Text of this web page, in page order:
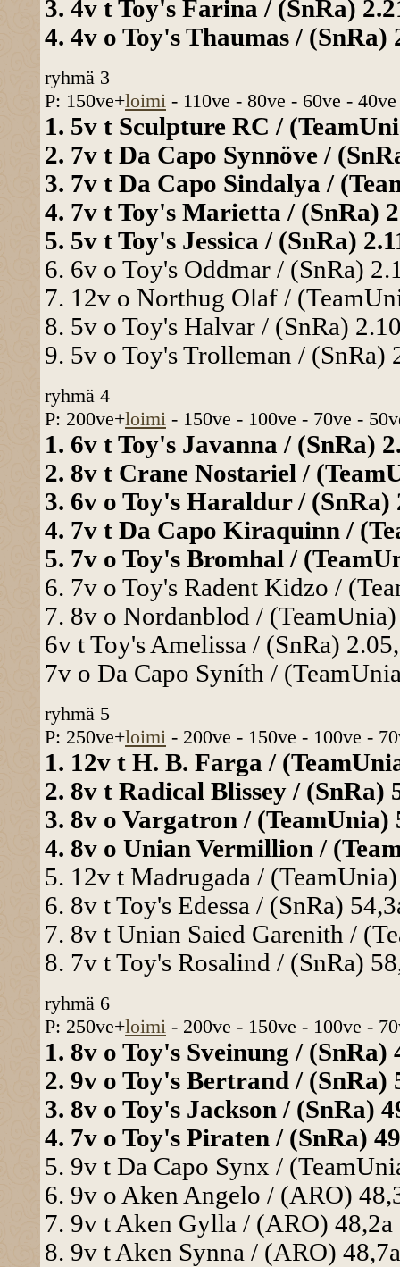
3. 4v t Toy's Farina / (SnRa)
4. 4v o Toy's Thaumas / (SnRa)
ryhmä 3
P: 150ve+loimi - 110ve - 80ve - 60ve -
1. 5v t Sculpture RC /
2. 7v t Da Capo Synnöve /
3. 7v t Da Capo Sindalya /
4. 7v t Toy's Marietta / (SnRa)
5. 5v t Toy's Jessica / (SnRa)
6. 6v o Toy's Oddmar / (SnRa)
7. 12v o Northug Olaf /
8. 5v o Toy's Halvar / (SnRa)
9. 5v o Toy's Trolleman / (SnRa)
ryhmä 4
P: 200ve+loimi - 150ve - 100ve - 70ve -
1. 6v t Toy's Javanna / (SnRa)
2. 8v t Crane Nostariel /
3. 6v o Toy's Haraldur / (SnRa)
4. 7v t Da Capo Kiraquinn /
5. 7v o Toy's Bromhal /
6. 7v o Toy's Radent Kidzo /
7. 8v o Nordanblod /
6v t Toy's Amelissa / (SnRa)
7v o Da Capo Syníth /
ryhmä 5
P: 250ve+loimi - 200ve - 150ve - 100ve -
1. 12v t H. B. Farga /
2. 8v t Radical Blissey / (SnRa)
3. 8v o Vargatron / (TeamUnia)
4. 8v o Unian Vermillion /
5. 12v t Madrugada /
6. 8v t Toy's Edessa / (SnRa)
7. 8v t Unian Saied Garenith /
8. 7v t Toy's Rosalind / (SnRa)
ryhmä 6
P: 250ve+loimi - 200ve - 150ve - 100ve -
1. 8v o Toy's Sveinung / (SnRa)
2. 9v o Toy's Bertrand / (SnRa)
3. 8v o Toy's Jackson / (SnRa)
4. 7v o Toy's Piraten / (SnRa)
5. 9v t Da Capo Synx /
6. 9v o Aken Angelo / (ARO)
7. 9v t Aken Gylla / (ARO)
8. 9v t Aken Synna / (ARO)